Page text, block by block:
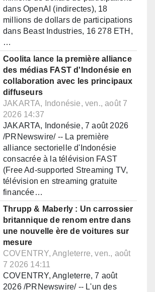
dans OpenAI (indirectes), 18
millions de dollars de participations
dans Beast Industries, 16 278 ETH,
…
Coolita lance la première alliance
des médias FAST d'Indonésie en
collaboration avec les principaux
diffuseurs
JAKARTA, Indonésie, ven., août 7
2026 14:37
JAKARTA, Indonésie, 7 août 2026
/PRNewswire/ -- La première
alliance sectorielle d'Indonésie
consacrée à la télévision FAST
(Free Ad-supported Streaming TV,
télévision en streaming gratuite
financée…
Thrupp & Maberly : Un carrossier
britannique de renom entre dans
une nouvelle ère de voitures sur
mesure
COVENTRY, Angleterre, ven., août
7 2026 14:11
COVENTRY, Angleterre, 7 août
2026 /PRNewswire/ -- L'un des